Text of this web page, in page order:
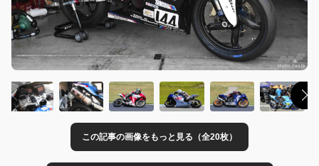
この記事の画像をもっと見る（全20枚）